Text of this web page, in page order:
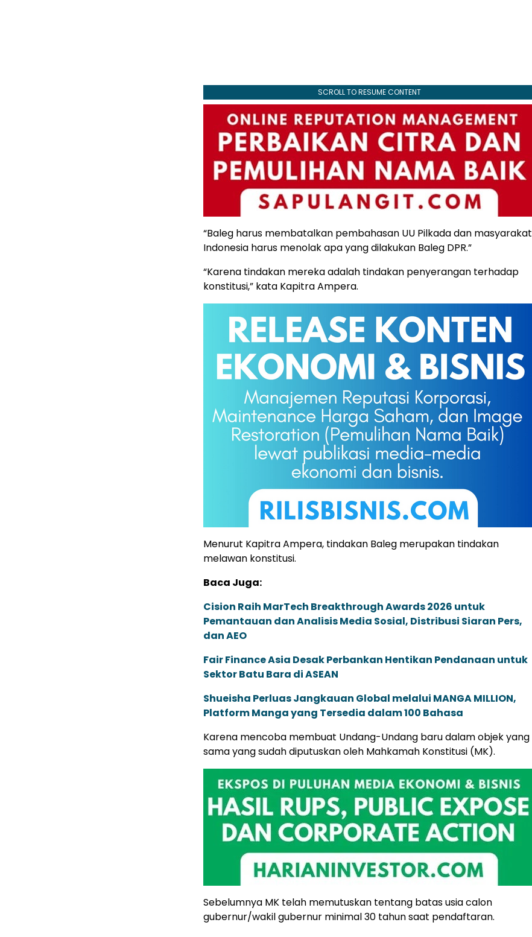
SCROLL TO RESUME CONTENT
“Baleg harus membatalkan pembahasan UU Pilkada dan masyarakat
Indonesia harus menolak apa yang dilakukan Baleg DPR.”
“Karena tindakan mereka adalah tindakan penyerangan terhadap
konstitusi,” kata Kapitra Ampera.
Menurut Kapitra Ampera, tindakan Baleg merupakan tindakan
melawan konstitusi.
Baca Juga:
Cision Raih MarTech Breakthrough Awards 2026 untuk
Pemantauan dan Analisis Media Sosial, Distribusi Siaran Pers,
dan AEO
Fair Finance Asia Desak Perbankan Hentikan Pendanaan untuk
Sektor Batu Bara di ASEAN
Shueisha Perluas Jangkauan Global melalui MANGA MILLION,
Platform Manga yang Tersedia dalam 100 Bahasa
Karena mencoba membuat Undang-Undang baru dalam objek yang
sama yang sudah diputuskan oleh Mahkamah Konstitusi (MK).
Sebelumnya MK telah memutuskan tentang batas usia calon
gubernur/wakil gubernur minimal 30 tahun saat pendaftaran.